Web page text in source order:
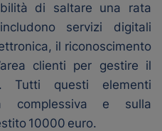
di saltare una rata
servizi digitali
il riconoscimento
clienti per gestire il
. Tutti questi elementi
complessiva e sulla
10000 euro.